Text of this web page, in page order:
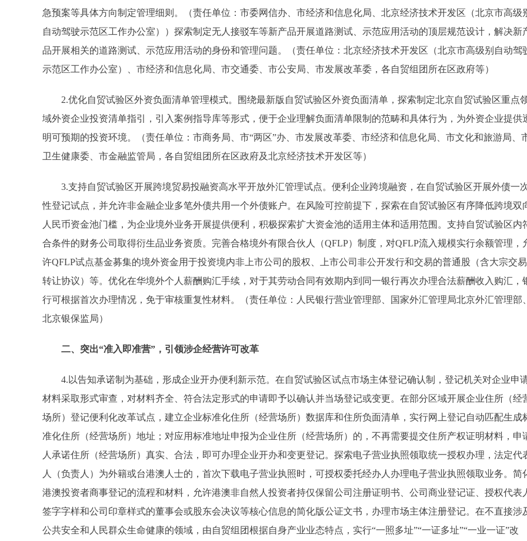
急预案等具体方向制定管理细则。（责任单位：市委网信办、市经济和信息化局、北京经济技术开发区（北京市高级
自动驾驶示范区工作办公室））探索制定无人接驳车等新产品开展道路测试、示范应用活动的顶层规范设计，解决新
品开展相关的道路测试、示范应用活动的身份和管理问题。（责任单位：北京经济技术开发区（北京市高级别自动驾
示范区工作办公室）、市经济和信息化局、市交通委、市公安局、市发展改革委，各自贸组团所在区政府等）
2.优化自贸试验区外资负面清单管理模式。围绕最新版自贸试验区外资负面清单，探索制定北京自贸试验区重点
域外资企业投资清单指引，引入案例指导库等形式，便于企业理解负面清单限制的范畴和具体行为，为外资企业提供
明可预期的投资环境。（责任单位：市商务局、市“两区”办、市发展改革委、市经济和信息化局、市文化和旅游局、
卫生健康委、市金融监管局，各自贸组团所在区政府及北京经济技术开发区等）
3.支持自贸试验区开展跨境贸易投融资高水平开放外汇管理试点。便利企业跨境融资，在自贸试验区开展外债一
性登记试点，并允许非金融企业多笔外债共用一个外债账户。在风险可控前提下，探索在自贸试验区有序降低跨境双
人民币资金池门槛，为企业境外业务开展提供便利，积极探索扩大资金池的适用主体和适用范围。支持自贸试验区内
合条件的财务公司取得衍生品业务资质。完善合格境外有限合伙人（QFLP）制度，对QFLP流入规模实行余额管理，
许QFLP试点基金募集的境外资金用于投资境内非上市公司的股权、上市公司非公开发行和交易的普通股（含大宗交易
转让协议）等。优化在华境外个人薪酬购汇手续，对于其劳动合同有效期内到同一银行再次办理合法薪酬收入购汇，
行可根据首次办理情况，免于审核重复性材料。（责任单位：人民银行营业管理部、国家外汇管理局北京外汇管理部、
北京银保监局）
二、突出“准入即准营”，引领涉企经营许可改革
4.以告知承诺制为基础，形成企业开办便利新示范。在自贸试验区试点市场主体登记确认制，登记机关对企业申
材料采取形式审查，对材料齐全、符合法定形式的申请即予以确认并当场登记或变更。在部分区域开展企业住所（经
场所）登记便利化改革试点，建立企业标准化住所（经营场所）数据库和住所负面清单，实行网上登记自动匹配生成
准化住所（经营场所）地址；对应用标准地址申报为企业住所（经营场所）的，不再需要提交住所产权证明材料，申
人承诺住所（经营场所）真实、合法，即可办理企业开办和变更登记。探索电子营业执照领取统一授权办理，法定代
人（负责人）为外籍或台港澳人士的，首次下载电子营业执照时，可授权委托经办人办理电子营业执照领取业务。简
港澳投资者商事登记的流程和材料，允许港澳非自然人投资者持仅保留公司注册证明书、公司商业登记证、授权代表
签字字样和公司印章样式的董事会或股东会决议等核心信息的简化版公证文书，办理市场主体注册登记。在不直接涉
公共安全和人民群众生命健康的领域，由自贸组团根据自身产业业态特点，实行“一照多址”“一证多址”“一业一证”改